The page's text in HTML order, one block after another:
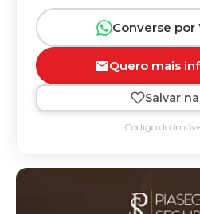
Converse por
Quero mais
Salvar
Código do